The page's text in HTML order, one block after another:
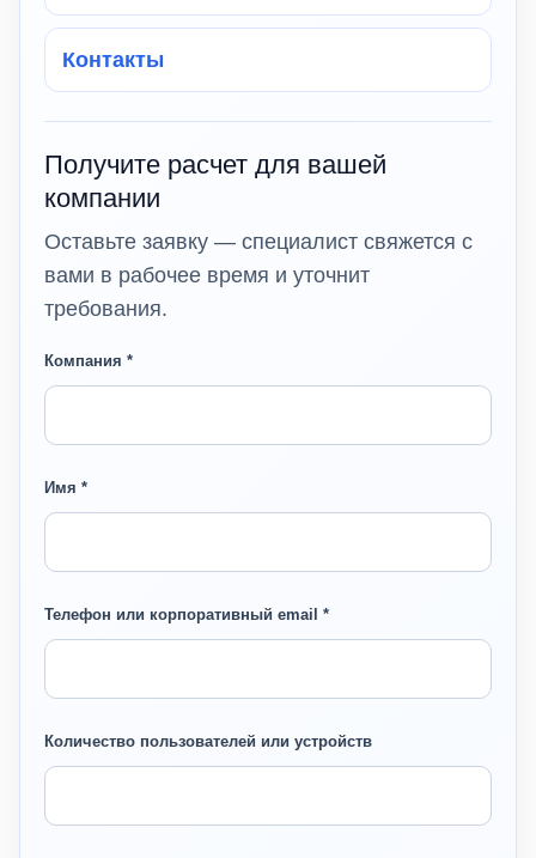
Контакты
Получите расчет для вашей
компании
Оставьте заявку — специалист свяжется с
вами в рабочее время и уточнит
требования.
Компания *
Имя *
Телефон или корпоративный email *
Количество пользователей или устройств